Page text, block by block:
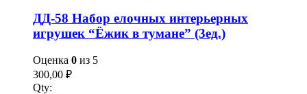
ДД-58 Набор елочных интерьерных
игрушек “Ёжик в тумане” (3ед.)
Оценка 0 из 5
300,00 ₽
Qty: